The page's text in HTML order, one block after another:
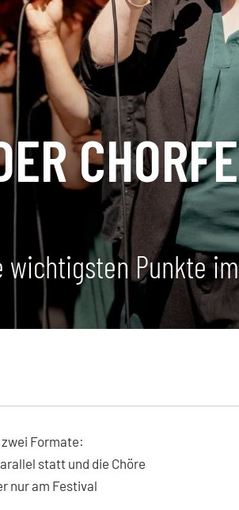
wichtigsten Punkte
Formate:
statt und die Chöre
nur am Festival